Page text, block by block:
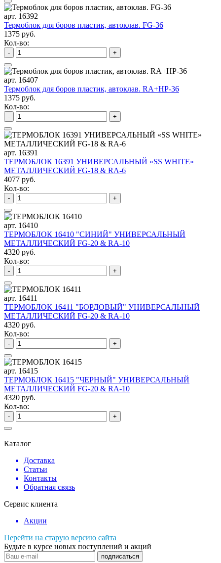
арт. 16392
Термоблок для боров пластик, автоклав. FG-36
1375 руб.
Кол-во:
- +
арт. 16407
Термоблок для боров пластик, автоклав. RA+HP-36
1375 руб.
Кол-во:
- +
арт. 16391
ТЕРМОБЛОК 16391 УНИВЕРСАЛЬНЫЙ «SS WHITE»
МЕТАЛЛИЧЕСКИЙ FG-18 & RA-6
4077 руб.
Кол-во:
- +
арт. 16410
ТЕРМОБЛОК 16410 "СИНИЙ" УНИВЕРСАЛЬНЫЙ
МЕТАЛЛИЧЕСКИЙ FG-20 & RA-10
4320 руб.
Кол-во:
- +
арт. 16411
ТЕРМОБЛОК 16411 "БОРДОВЫЙ" УНИВЕРСАЛЬНЫЙ
МЕТАЛЛИЧЕСКИЙ FG-20 & RA-10
4320 руб.
Кол-во:
- +
арт. 16415
ТЕРМОБЛОК 16415 "ЧЕРНЫЙ" УНИВЕРСАЛЬНЫЙ
МЕТАЛЛИЧЕСКИЙ FG-20 & RA-10
4320 руб.
Кол-во:
- +
Каталог
Доставка
Статьи
Контакты
Обратная связь
Сервис клиента
Акции
Перейти на старую версию сайта
Будьте в курсе новых поступлений и акций
подписаться